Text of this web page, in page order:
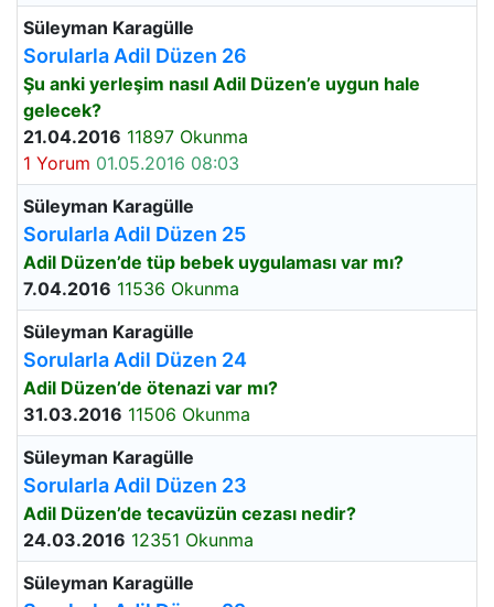
Süleyman Karagülle
Sorularla Adil Düzen 26
Şu anki yerleşim nasıl Adil Düzen’e uygun hale
gelecek?
21.04.2016 11897 Okunma
1 Yorum 01.05.2016 08:03
Süleyman Karagülle
Sorularla Adil Düzen 25
Adil Düzen’de tüp bebek uygulaması var mı?
7.04.2016 11536 Okunma
Süleyman Karagülle
Sorularla Adil Düzen 24
Adil Düzen’de ötenazi var mı?
31.03.2016 11506 Okunma
Süleyman Karagülle
Sorularla Adil Düzen 23
Adil Düzen’de tecavüzün cezası nedir?
24.03.2016 12351 Okunma
Süleyman Karagülle